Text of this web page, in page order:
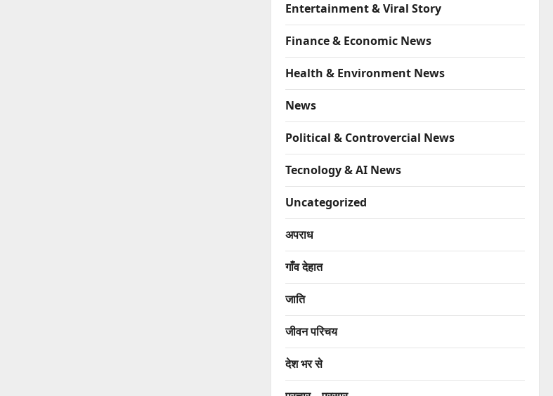
Entertainment & Viral Story
Finance & Economic News
Health & Environment News
News
Political & Controvercial News
Tecnology & AI News
Uncategorized
अपराध
गाँव देहात
जाति
जीवन परिचय
देश भर से